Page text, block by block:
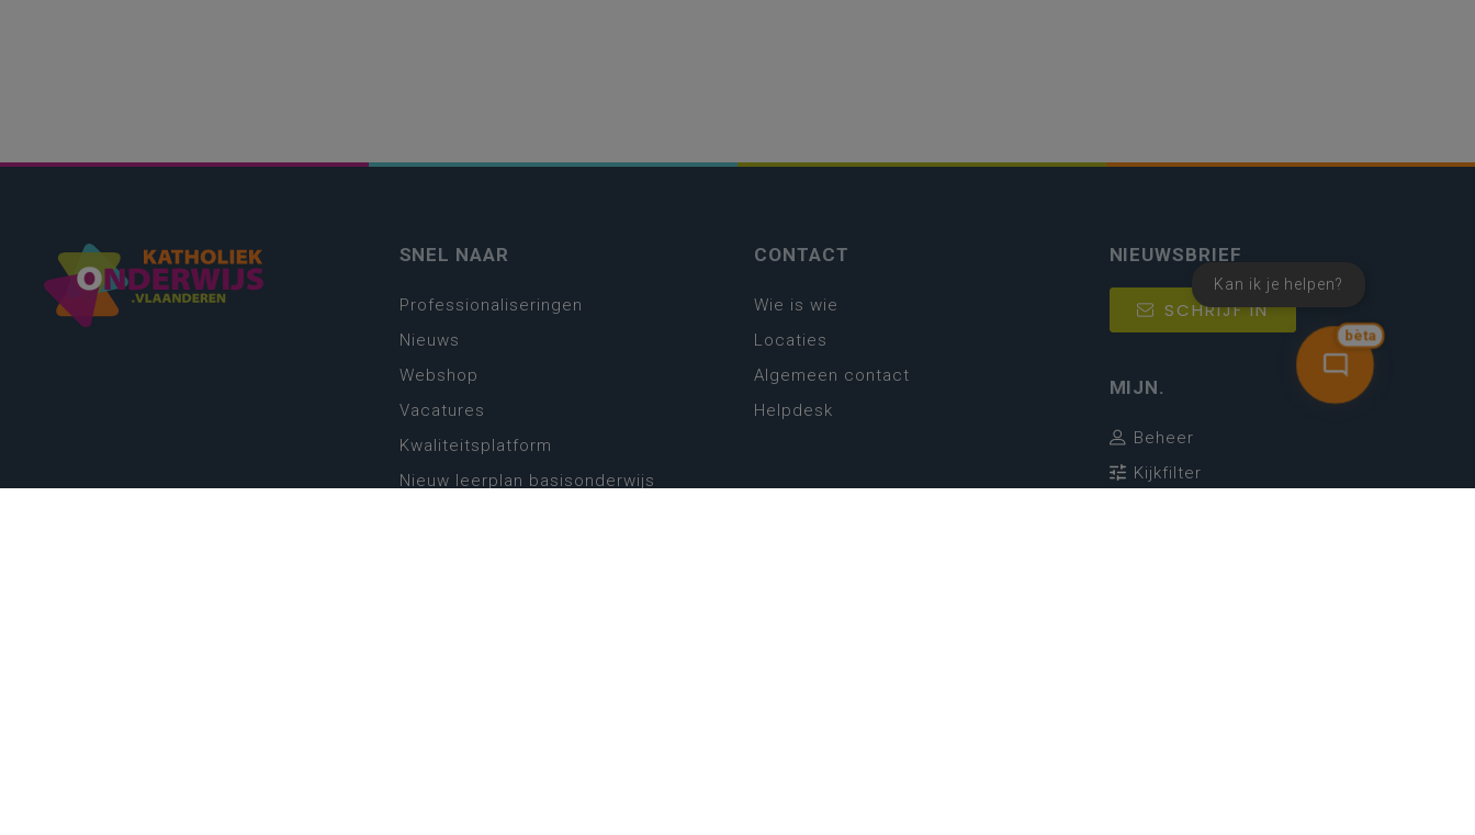
bèta
Kan ik je helpen?
SNEL NAAR
Professionaliseringen
Nieuws
Webshop
Vacatures
Kwaliteitsplatform
Nieuw leerplan basisonderwijs
CONTACT
Wie is wie
Locaties
Algemeen contact
Helpdesk
NIEUWSBRIEF
SCHRIJF IN
MIJN.
Beheer
Kijkfilter